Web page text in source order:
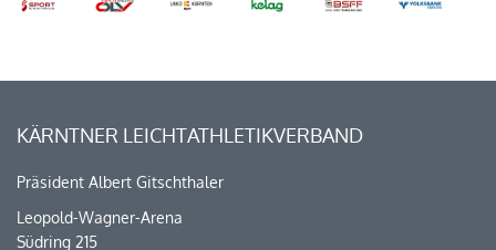
KÄRNTNER LEICHTATHLETIKVERBAND
Präsident Albert Gitschthaler
Leopold-Wagner-Arena
Südring 215